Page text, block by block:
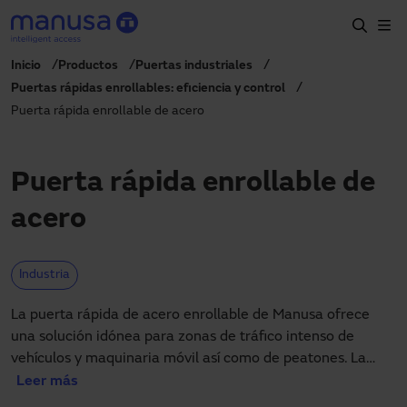
Pasar al contenido principal
Productos y sectores
Prescripción
Proyectos
Blog
ES
900827700
manusa@manusa.com
Inicio Productos
Puertas industriales
Puertas rápidas enrollables: eficiencia y control
Puerta rápida enrollable de acero
Puerta rápida enrollable de
acero
Industria
La puerta rápida de acero enrollable de Manusa ofrece
una solución idónea para zonas de tráfico intenso de
vehículos y maquinaria móvil así como de peatones. La
puerta rápida enrollable de acero es la mejor solución para
Leer más